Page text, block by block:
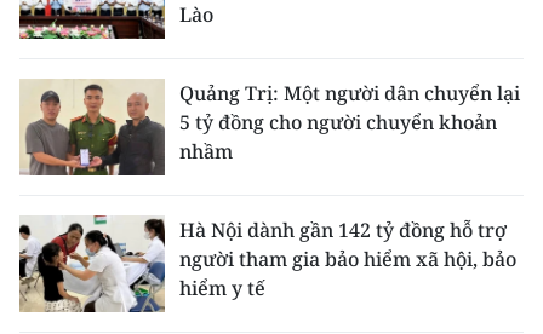
Lào
Quảng Trị: Một người dân chuyển lại
5 tỷ đồng cho người chuyển khoản
nhầm
Hà Nội dành gần 142 tỷ đồng hỗ trợ
người tham gia bảo hiểm xã hội, bảo
hiểm y tế